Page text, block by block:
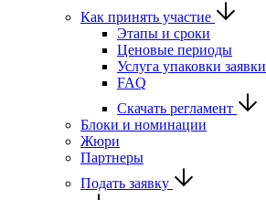
Как принять участие
Этапы и сроки
Ценовые периоды
Услуга упаковки заявки
FAQ
Скачать регламент
Блоки и номинации
Жюри
Партнеры
Подать заявку